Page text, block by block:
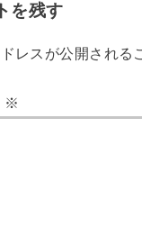
を残す
レスが公開される
※